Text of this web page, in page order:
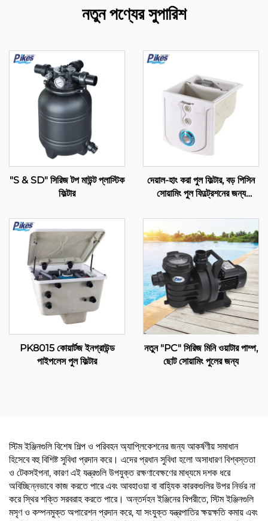
নতুন পণ্যের সুপারিশ
"S & SD" সিরিজ টপ মাউন্ট প্লাস্টিক
ফিল্টার
দেয়াল-হাং করা পুল ফিল্টার, বড় পিসিন
সোয়ামিং পুল ফিল্ট্রেশনের জন্য
PK8015 কোয়ার্টজ ইনগ্রাউন্ড
পাইপলেস পুল ফিল্টার
নতুন "PC" সিরিজ মিনি ওয়াটার পাম্প,
ছোট সোয়ামিং পুলের জন্য
স্টিম ইঞ্জিনগুলি বিশেষ শিল্প ও পরিবহন অ্যাপ্লিকেশনের জন্য আকর্ষণীয় সমাধান
হিসেবে বহু বিশিষ্ট সুবিধা প্রদান করে। এদের প্রধান সুবিধা হলো অসাধারণ বিশ্বস্ততা
ও টেকসইপনা, কারণ এই যন্ত্রগুলি উপযুক্ত রক্ষণাবেক্ষণের মাধ্যমে দশক ধরে
অবিচ্ছিন্নভাবে কাজ করতে পারে এবং আবহাওয়া বা বাহ্যিক কারকগুলির উপর নির্ভর না
করে স্থির শক্তি সরবরাহ করতে পারে। অন্তর্দহন ইঞ্জিনের বিপরীতে, স্টিম ইঞ্জিনগুলি
মসৃণ ও কম্পনমুক্ত অপারেশন প্রদান করে, যা সংযুক্ত যন্ত্রপাতির ক্ষয়ক্ষতি কমায় এবং